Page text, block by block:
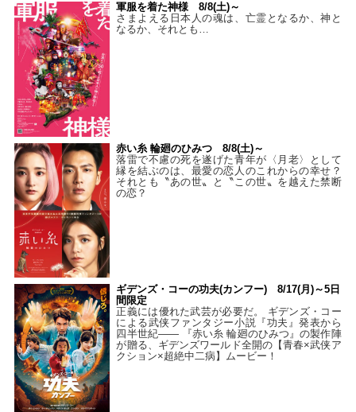
軍服を着た神様 8/8(土)～
さまよえる日本人の魂は、亡霊となるか、神と
なるか、それとも…
赤い糸 輪廻のひみつ 8/8(土)～
落雷で不慮の死を遂げた青年が〈月老〉として
縁を結ぶのは、最愛の恋人のこれからの幸せ？
それとも〝あの世〟と〝この世〟を越えた禁断
の恋？
ギデンズ・コーの功夫(カンフー) 8/17(月)～5日
間限定
正義には優れた武芸が必要だ。 ギデンズ・コー
による武侠ファンタジー小説『功夫』発表から
四半世紀―― 『赤い糸 輪廻のひみつ』の製作陣
が贈る、ギデンズワールド全開の【青春×武侠ア
クション×超絶中二病】ムービー！